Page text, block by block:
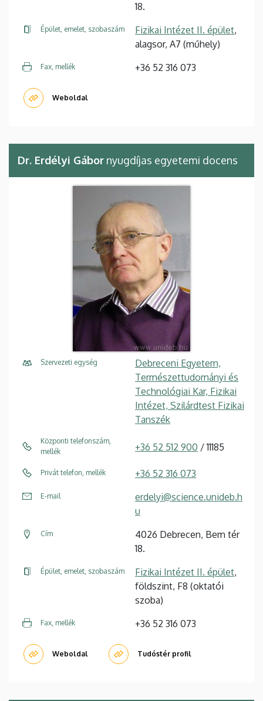
18.
Épület, emelet, szobaszám Fizikai Intézet II. épület,
alagsor, A7 (műhely)
Fax, mellék +36 52 316 073
Weboldal
Dr. Erdélyi Gábor nyugdíjas egyetemi docens
Szervezeti egység
Debreceni Egyetem,
Természettudományi és
Technológiai Kar, Fizikai
Intézet, Szilárdtest Fizikai
Tanszék
Központi telefonszám,
mellék
+36 52 512 900 / 11185
Privát telefon, mellék +36 52 316 073
E-mail
erdelyi@science.unideb.h
u
Cím
4026 Debrecen, Bem tér
18.
Épület, emelet, szobaszám Fizikai Intézet II. épület,
földszint, F8 (oktatói
szoba)
Fax, mellék +36 52 316 073
Weboldal Tudóstér profil